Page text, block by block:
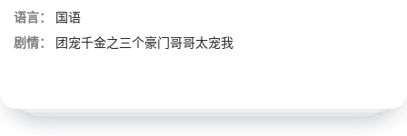
语言：
国语
剧情：
团宠千金之三个豪门哥哥太宠我